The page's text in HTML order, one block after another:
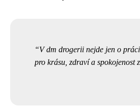
V dm drogerii nejde jen o
pro krásu, zdraví a spokojenost